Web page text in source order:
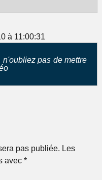
à 11:00:31
pas de mettre
pas publiée. Les
avec *